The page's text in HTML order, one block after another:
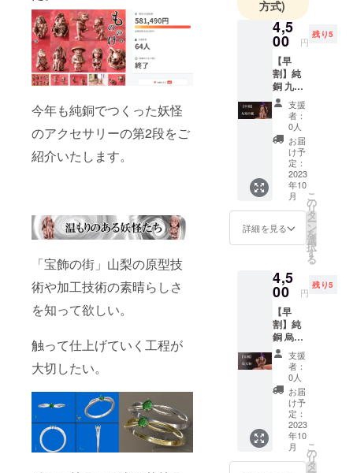
今年も純銅でつくった妖怪
のアクセサリーの第2段をご
紹介いたします。
「宝飾の街」山梨の原型技
術や加工技術の素晴らしさ
を知って欲しい。
触って仕上げていく工程が
大切したい。
〒400-0851
山梨県甲府
市住吉5-4-6
株式会社
ピースプラ
ンニング
プロジェク
方式)
4,5
00 円
残り5
【早
割】純
銅 九尾
の狐 限
定５個
※税込・
送料込
みの価
格で
す。 一
般販売
価格：
4,800円
（税
込・送
料別）
純銅
（アン
ティー
ク仕上
げ）※
コート
はして
いませ
んの
で、経
年変化
をして
きま
す。 本
体サイ
ズ：高
支援
者：
0人
お届
け予
定：
2023
年10
月
詳細を見る
こ
の
リ
タ
ー
ン
を
選
択
す
る
4,5
00 円
残り5
【早
割】純
銅 烏天
狗 限定
５個 ※
税込・
送料込
みの価
格で
す。 一
般販売
価格：
4,800円
支援
者：
0人
お届
け予
定：
2023
年10
月
こ
の
リ
タ